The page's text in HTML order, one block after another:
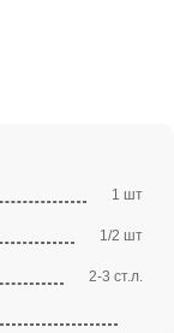
1 шт
1/2 шт
2-3 ст.л.